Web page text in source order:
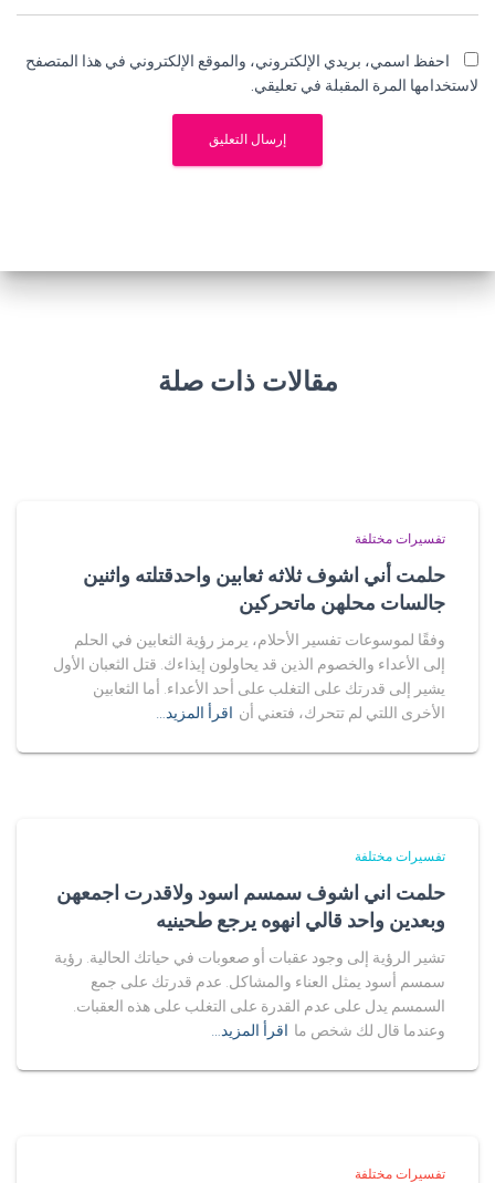
احفظ اسمي، بريدي الإلكتروني، والموقع الإلكتروني في هذا المتصفح
لاستخدامها المرة المقبلة في تعليقي.
مقالات ذات صلة
تفسيرات مختلفة
حلمت أني اشوف ثلاثه ثعابين واحدقتلته واثنين
جالسات محلهن ماتحركين
وفقًا لموسوعات تفسير الأحلام، يرمز رؤية الثعابين في الحلم
إلى الأعداء والخصوم الذين قد يحاولون إيذاءك. قتل الثعبان الأول
يشير إلى قدرتك على التغلب على أحد الأعداء. أما الثعابين
الأخرى اللتي لم تتحرك، فتعني أن اقرأ المزيد…
تفسيرات مختلفة
حلمت اني اشوف سمسم اسود ولاقدرت اجمعهن
وبعدين واحد قالي انهوه يرجع طحينيه
تشير الرؤية إلى وجود عقبات أو صعوبات في حياتك الحالية. رؤية
سمسم أسود يمثل العناء والمشاكل. عدم قدرتك على جمع
السمسم يدل على عدم القدرة على التغلب على هذه العقبات.
وعندما قال لك شخص ما اقرأ المزيد…
تفسيرات مختلفة